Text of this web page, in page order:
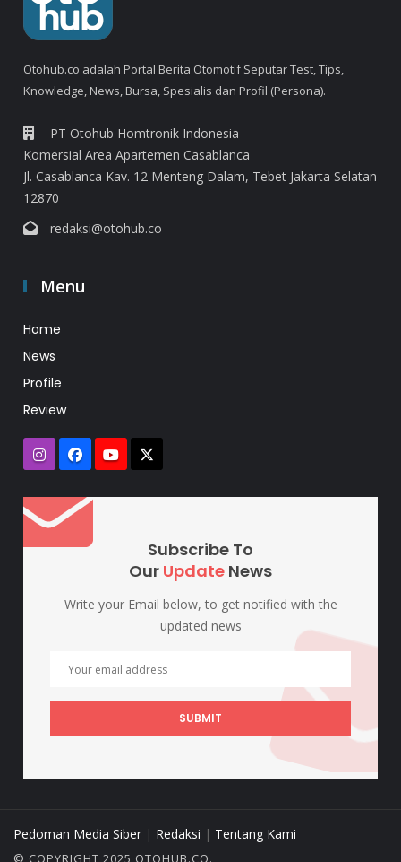
Otohub.co adalah Portal Berita Otomotif Seputar Test, Tips,
Knowledge, News, Bursa, Spesialis dan Profil (Persona).
PT Otohub Homtronik Indonesia
Komersial Area Apartemen Casablanca
Jl. Casablanca Kav. 12 Menteng Dalam, Tebet Jakarta Selatan
12870
redaksi@otohub.co
Menu
Home
News
Profile
Review
Subscribe To
Our Update News
Write your Email below, to get notified with the
updated news
SUBMIT
Pedoman Media Siber | Redaksi | Tentang Kami
© COPYRIGHT 2025 OTOHUB.CO.